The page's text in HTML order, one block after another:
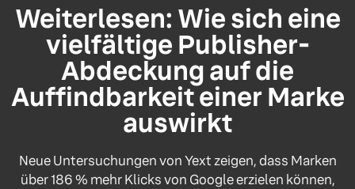
Weiterlesen: Wie sich eine
vielfältige Publisher-
Abdeckung auf die
Auffindbarkeit einer Marke
auswirkt
Neue Untersuchungen von Yext zeigen, dass Marken
über 186 % mehr Klicks von Google erzielen können,